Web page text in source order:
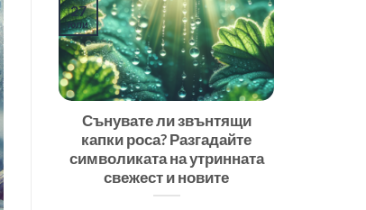
Сънувате ли звънтящи
капки роса? Разгадайте
символиката на утринната
свежест и новите
27
юли